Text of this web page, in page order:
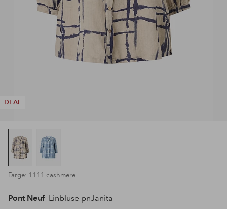
DEAL
Farge: 1111 cashmere
Pont Neuf Linbluse pnJanita